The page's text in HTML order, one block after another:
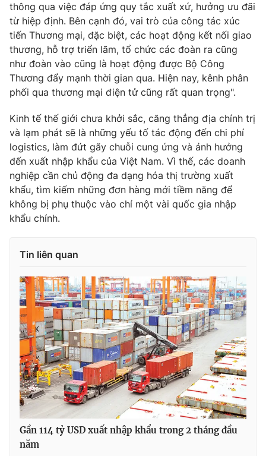
Ðiện thoại Thời báo VTV:024.66 897 897
Email:toasoan@vtv.vn
Liên hệ quảng cáo: 024-7300.7108
® Cấm sao chép dưới mọi hình thức nếu không có sự chấp
thuận bằng văn bản. Ghi rõ nguồn VTV.vn khi phát hành lại
thông qua việc đáp ứng quy tắc xuất xứ, hưởng ưu đãi
từ hiệp định. Bên cạnh đó, vai trò của công tác xúc
tiến Thương mại, đặc biệt, các hoạt động kết nối giao
thương, hỗ trợ triển lãm, tổ chức các đoàn ra cũng
như đoàn vào cũng là hoạt động được Bộ Công
Thương đẩy mạnh thời gian qua. Hiện nay, kênh phân
phối qua thương mại điện tử cũng rất quan trọng".
Kinh tế thế giới chưa khởi sắc, căng thẳng địa chính trị
và lạm phát sẽ là những yếu tố tác động đến chi phí
logistics, làm đứt gãy chuỗi cung ứng và ảnh hưởng
đến xuất nhập khẩu của Việt Nam. Vì thế, các doanh
nghiệp cần chủ động đa dạng hóa thị trường xuất
khẩu, tìm kiếm những đơn hàng mới tiềm năng để
không bị phụ thuộc vào chỉ một vài quốc gia nhập
khẩu chính.
Tin liên quan
Gần 114 tỷ USD xuất nhập khẩu trong 2 tháng đầu
năm